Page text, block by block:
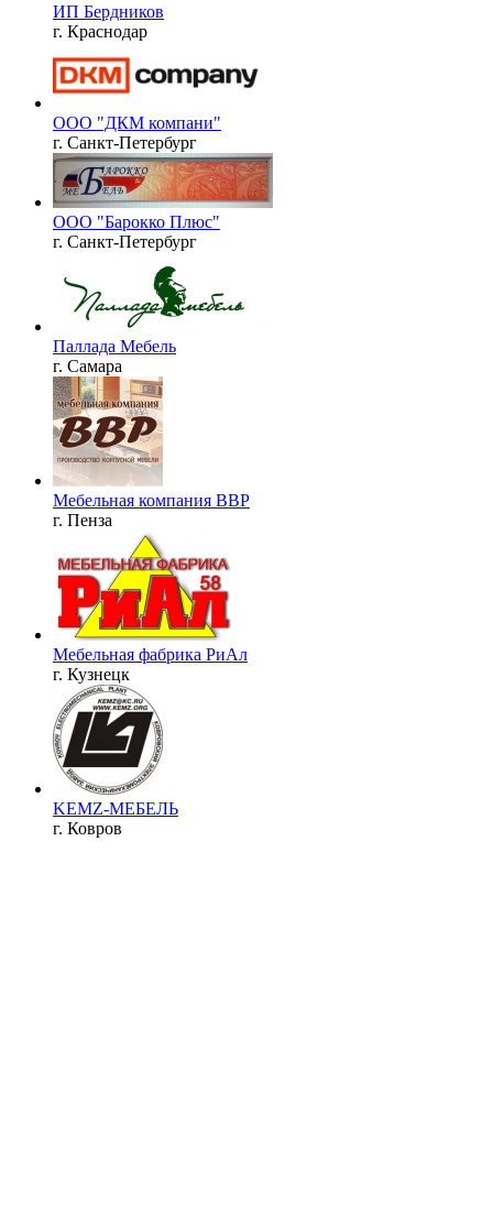
ИП Бердников
г. Краснодар
ООО "ДКМ компани"
г. Санкт-Петербург
ООО "Барокко Плюс"
г. Санкт-Петербург
Паллада Мебель
г. Самара
Мебельная компания ВВР
г. Пенза
Мебельная фабрика РиАл
г. Кузнецк
KEMZ-МЕБЕЛЬ
г. Ковров